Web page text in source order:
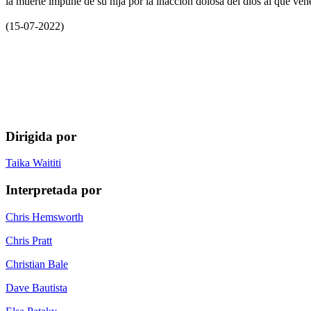
(15-07-2022)
Dirigida por
Taika Waititi
Interpretada por
Chris Hemsworth
Chris Pratt
Christian Bale
Dave Bautista